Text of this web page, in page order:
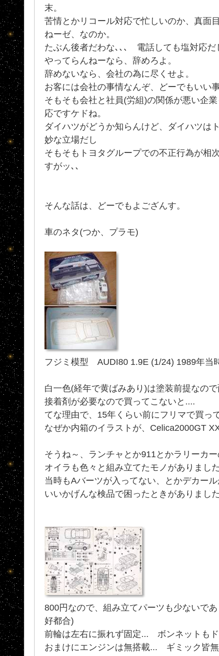
末。
苦情とかリコール対応で忙しいのか、真面
ねーゼ、なのか。
たぶん後者だわな､､､ 電話しても塩対応だ
やってらんねーなら、辞めろよ。
辞めないなら、会社の為に尽くせよ。
お客には会社の事情なんぞ、どーでもいい
そもそも会社と社員(労組)の関係が悪い企
応ですケドね。
ダイハツがどうか知らんけど、ダイハツは
妙な立場だし
そもそもトヨタグループでの不正行為が相
すがッ､､
そんな話は、どーでもよござんす。
車のネタ(つか、プラモ)
フジミ模型 AUDI80 1.9E (1/24) 1989年当
白一色(経年で黄ばみあり)は塗装前提なの
接着剤が必要なので買ってこないと....
てな理由で、15年くらい前にフリマで買っ
なぜか内箱のイラストが、Celica2000GT
そうね～、ランチャとか911とかラリーカ
オイラも色々と組み立てたモノがありまし
当時もAバーツが入ってない、とかデカー
いいかげんな検品で困ったときがありまし
800円なので、組み立てパーツも少ないで
好都合)
前輪は左右に振れず固定... ボンネットも
おまけにエンジンは無搭載... ギミック皆